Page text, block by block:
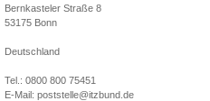
Bernkasteler Straße 8
53175 Bonn
Deutschland
Tel.: 0800 800 75451
E-Mail: poststelle@itzbund.de